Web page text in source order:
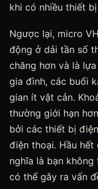
khi có nhiều thiết
Ngược lại, micro
động ở dải tần số
chăng hơn và là
gia đình, các buổi
gian ít vật cản.
thường giới hạn
bởi các thiết bị
điện thoại. Hầu
nghĩa là bạn
có thể gây ra vấn